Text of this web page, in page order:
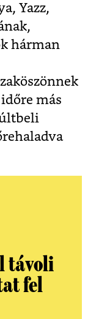
Yazz,
hárman
más
távoli
fel